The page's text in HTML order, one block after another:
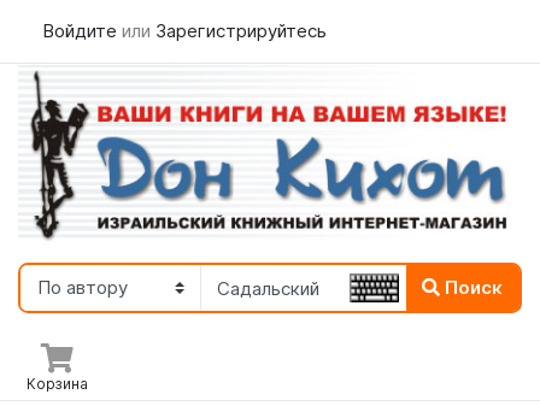
Войдите или Зарегистрируйтесь
Поиск
Корзина